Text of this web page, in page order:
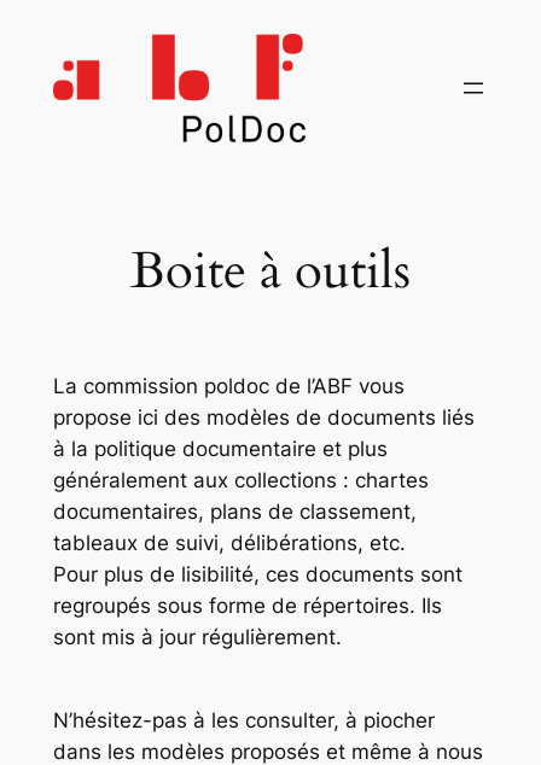
contenu
Boite à outils
La commission poldoc de l’ABF vous
propose ici des modèles de documents liés
à la politique documentaire et plus
généralement aux collections : chartes
documentaires, plans de classement,
tableaux de suivi, délibérations, etc.
Pour plus de lisibilité, ces documents sont
regroupés sous forme de répertoires. Ils
sont mis à jour régulièrement.
N’hésitez-pas à les consulter, à piocher
dans les modèles proposés et même à nous